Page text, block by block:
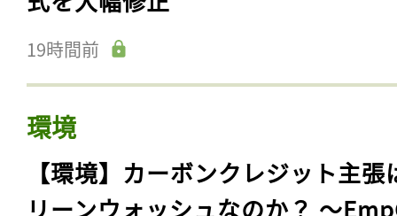
19時間前
環境
【環境】カーボンクレジット主張
リーンウォッシュなのか？ 〜